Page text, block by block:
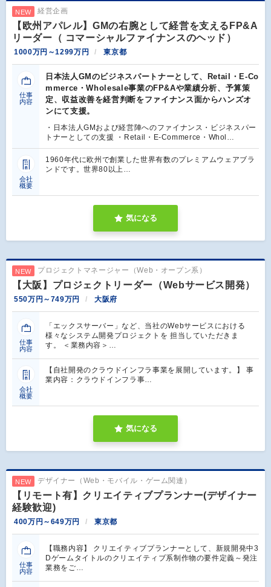
NEW 経営企画
【欧州アパレル】GMの右腕として経営を支えるFP&A
リーダー（ コマーシャルファイナンスのヘッド）
1000万円～1299万円 東京都
仕事
内容
日本法人GMのビジネスパートナーとして、Retail・E-Co
mmerce・Wholesale事業のFP&Aや業績分析、予算策
定、収益改善を経営判断をファイナンス面からハンズオ
ンにて支援。
・日本法人GMおよび経営陣へのファイナンス・ビジネスパー
トナーとしての支援 ・Retail・E-Commerce・Whol…
会社
概要
1960年代に欧州で創業した世界有数のプレミアムウェアブラ
ンドです。世界80以上…
気になる
NEW プロジェクトマネージャー（Web・オープン系）
【大阪】プロジェクトリーダー（Webサービス開発）
550万円～749万円 大阪府
仕事
内容
「エックスサーバー」など、当社のWebサービスにおける
様々なシステム開発プロジェクトを 担当していただきま
す。 ＜業務内容＞…
会社
概要
【自社開発のクラウドインフラ事業を展開しています。】 事
業内容：クラウドインフラ事…
気になる
NEW デザイナー（Web・モバイル・ゲーム関連）
【リモート有】クリエイティブプランナー(デザイナー
経験歓迎)
400万円～649万円 東京都
仕事
内容
【職務内容】 クリエイティブプランナーとして、新規開発中3
Dゲームタイトルのクリエイティブ系制作物の要件定義～発注
業務をご…